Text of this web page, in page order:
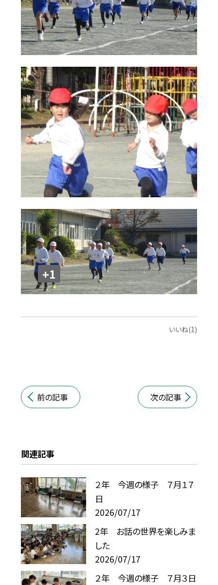
+1
いいね(1)
前の記事 次の記事
関連記事
２年 今週の様子 ７月１７
日
2026/07/17
2年 お話の世界を楽しみま
した
2026/07/17
２年 今週の様子 ７月３日